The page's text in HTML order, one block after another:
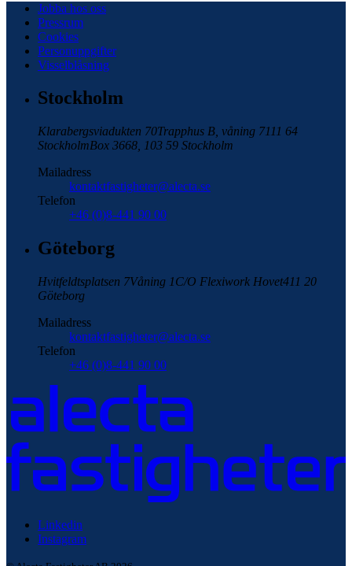
Jobba hos oss
Pressrum
Cookies
Personuppgifter
Visselblåsning
Stockholm
Klarabergsviadukten 70Trapphus B, våning 7111 64
StockholmBox 3668, 103 59 Stockholm
Mailadress
kontaktfastigheter@alecta.se
Telefon
+46 (0)8-441 90 00
Göteborg
Hvitfeldtsplatsen 7Våning 1C/O Flexiwork Hovet411 20
Göteborg
Mailadress
kontaktfastigheter@alecta.se
Telefon
+46 (0)8-441 90 00
Linkedin
Instagram